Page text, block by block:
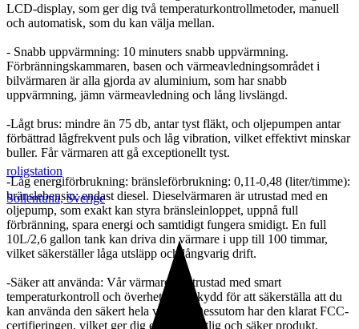
LCD-display, som ger dig två temperaturkontrollmetoder, manuell
och automatisk, som du kan välja mellan.
- Snabb uppvärmning: 10 minuters snabb uppvärmning.
Förbränningskammaren, basen och värmeavledningsområdet i
bilvärmaren är alla gjorda av aluminium, som har snabb
uppvärmning, jämn värmeavledning och lång livslängd.
-Lågt brus: mindre än 75 db, antar tyst fläkt, och oljepumpen antar
förbättrad lågfrekvent puls och låg vibration, vilket effektivt minskar
buller. Får värmaren att gå exceptionellt tyst.
-Låg energiförbrukning: bränsleförbrukning: 0,11-0,48 (liter/timme):
bränslebensin: endast diesel. Dieselvärmaren är utrustad med en
oljepump, som exakt kan styra bränsleinloppet, uppnå full
förbränning, spara energi och samtidigt fungera smidigt. En full
10L/2,6 gallon tank kan driva din värmare i upp till 100 timmar,
vilket säkerställer låga utsläpp och långvarig drift.
-Säker att använda: Vår värmare är utrustad med smart
temperaturkontroll och överhettningsskydd för att säkerställa att du
kan använda den säkert hela vintern. Dessutom har den klarat FCC-
certifieringen, vilket ger dig en mer pålitlig och säker produkt.
roligstation
Sollentuna,Sverige